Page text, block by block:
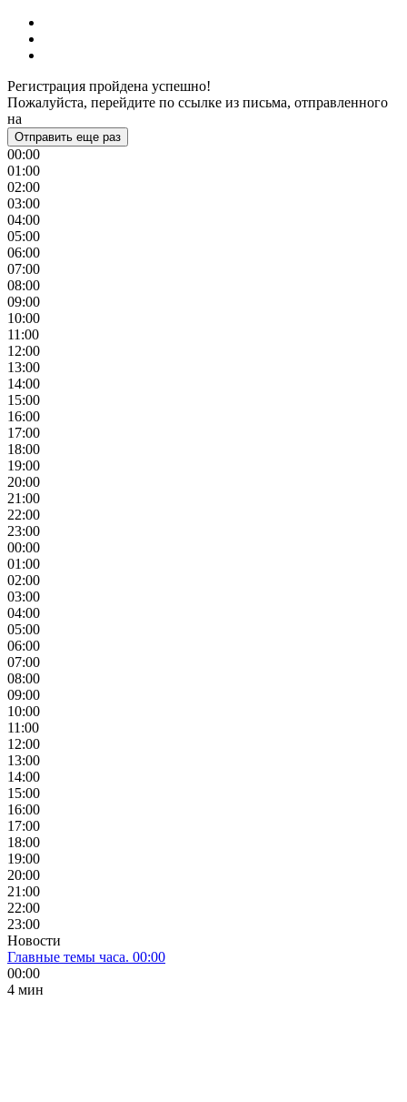
Регистрация пройдена успешно!
Пожалуйста, перейдите по ссылке из письма, отправленного
на
Отправить еще раз
00:00
01:00
02:00
03:00
04:00
05:00
06:00
07:00
08:00
09:00
10:00
11:00
12:00
13:00
14:00
15:00
16:00
17:00
18:00
19:00
20:00
21:00
22:00
23:00
00:00
01:00
02:00
03:00
04:00
05:00
06:00
07:00
08:00
09:00
10:00
11:00
12:00
13:00
14:00
15:00
16:00
17:00
18:00
19:00
20:00
21:00
22:00
23:00
Новости
Главные темы часа. 00:00
00:00
4 мин